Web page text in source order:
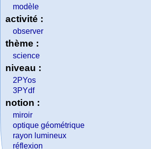
modèle
activité :
observer
thème :
science
niveau :
2PYos
3PYdf
notion :
miroir
optique géométrique
rayon lumineux
réflexion